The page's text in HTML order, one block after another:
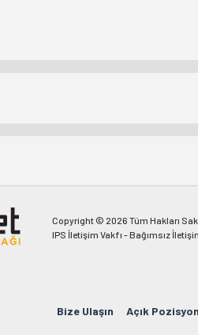
Copyright © 2026 Tüm Hakları
IPS İletişim Vakfı - Bağımsız
Bize Ulaşın Açık